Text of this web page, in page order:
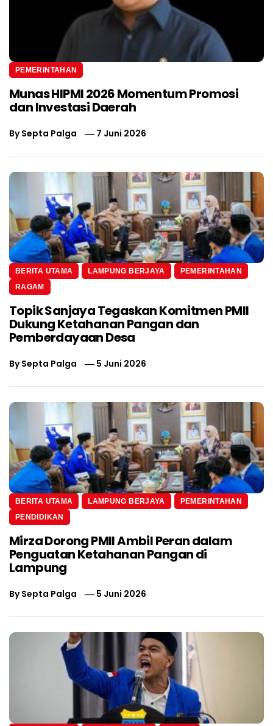
PEMERINTAHAN
Munas HIPMI 2026 Momentum Promosi
dan Investasi Daerah
BySepta Palga 7 Juni 2026
BERITA UTAMA LAMPUNG BERJAYA
PEMERINTAHAN
RAGAM
Topik Sanjaya Tegaskan Komitmen PMII
Dukung Ketahanan Pangan dan
Pemberdayaan Desa
BySepta Palga 5 Juni 2026
BERITA UTAMA LAMPUNG BERJAYA
PEMERINTAHAN
PENDIDIKAN
Mirza Dorong PMII Ambil Peran dalam
Penguatan Ketahanan Pangan di
Lampung
BySepta Palga 5 Juni 2026